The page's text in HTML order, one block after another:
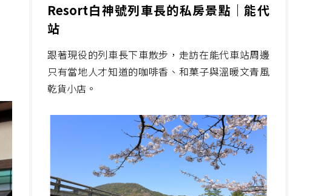
Resort白神號列車長的私房景點｜能代
站
跟著現役的列車長下車散步，走訪在能代車站周邊
只有當地人才知道的咖啡香、和菓子與溫暖文青風
乾貨小店。